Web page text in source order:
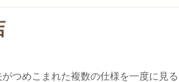
つめこまれた複数の仕様を一度に見る